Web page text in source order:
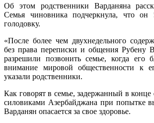
Об этом родственники Варданяна
Семья чиновника подчеркнула, что он
голодовку.
«После более чем двухнедельного
без права переписки и общения Рубену
разрешили позвонить семье, когда его
внимание мировой общественности к
указали родственники.
Как говорят в семье, задержанный в конце
силовиками Азербайджана при попытке
Варданян опасается за свое здоровье.